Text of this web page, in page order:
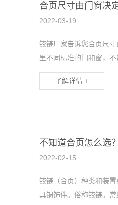
合页尺寸由门窗决
2022-03-19
铰链厂家告诉您合页尺
里不同标准的门和窗，
了解详情 +
不知道合页怎么选
2022-02-15
铰链（合页）种类和装
具铜饰件。俗称铰链。